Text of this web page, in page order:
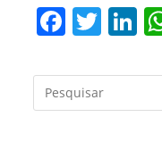
F
a
c
e
T
w
itt
er
Li
n
k
e